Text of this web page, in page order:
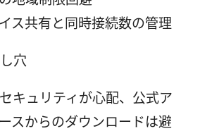
ス共有と同時接続数の管理
穴
キュリティが心配、公式ア
スからのダウンロードは避